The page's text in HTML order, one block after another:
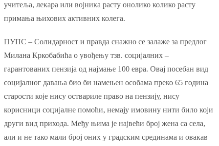
учитеља, лекара или војника расту онолико колико расту
примања њихових активних колега.
ПУПС – Солидарност и правда снажно се залаже за предлог
Милана Кркобабића о увођењу тзв. социјалних –
гарантованих пензија од најмање 100 евра. Овај посебан вид
социјалног давања био би намењен особама преко 65 година
старости које нису оствариле право на пензију, нису
корисници социјалне помоћи, немају имовину нити било који
други вид прихода. Међу њима је највећи број жена са села,
али и не тако мали број оних у градским срединама и овакав